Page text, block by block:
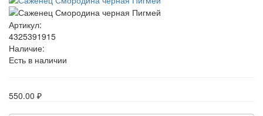
Артикул:
4325391915
Наличие:
Есть в наличии
550.00 ₽